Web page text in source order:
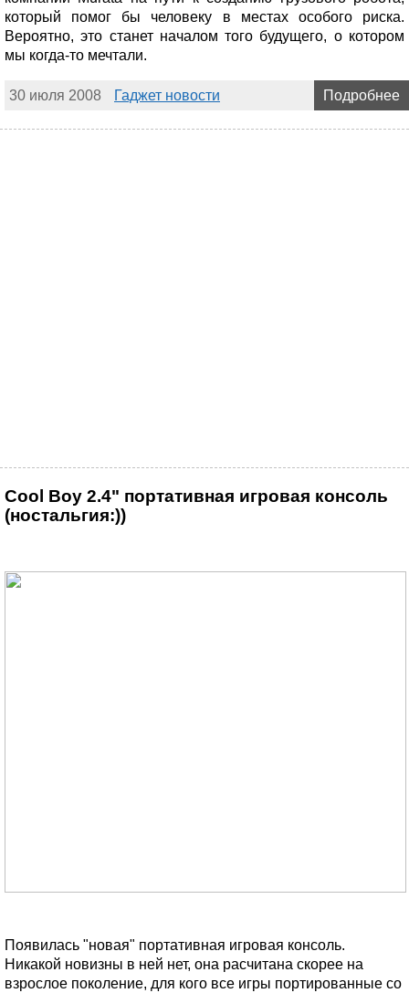
который помог бы человеку в местах особого риска.
Вероятно, это станет началом того будущего, о котором
мы когда-то мечтали.
30 июля 2008 Гаджет новости Подробнее
Cool Boy 2.4" портативная игровая консоль
(ностальгия:))
Появилась "новая" портативная игровая консоль.
Никакой новизны в ней нет, она расчитана скорее на
взрослое поколение, для кого все игры портированные со